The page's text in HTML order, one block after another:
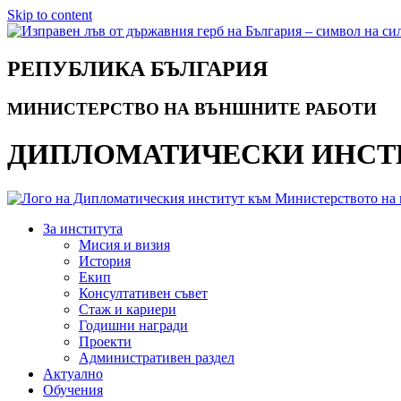
Skip to content
РЕПУБЛИКА БЪЛГАРИЯ
МИНИСТЕРСТВО НА ВЪНШНИТЕ РАБОТИ
ДИПЛОМАТИЧЕСКИ
За института
Мисия и визия
История
Екип
Консултативен съвет
Стаж и кариери
Годишни награди
Проекти
Административен раздел
Актуално
Обучения